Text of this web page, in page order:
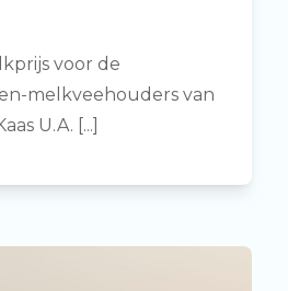
voor de
melkveehouders van
U.A. [...]